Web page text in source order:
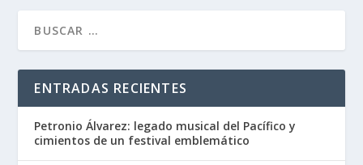
ENTRADAS RECIENTES
Petronio Álvarez: legado musical del Pacífico y
cimientos de un festival emblemático